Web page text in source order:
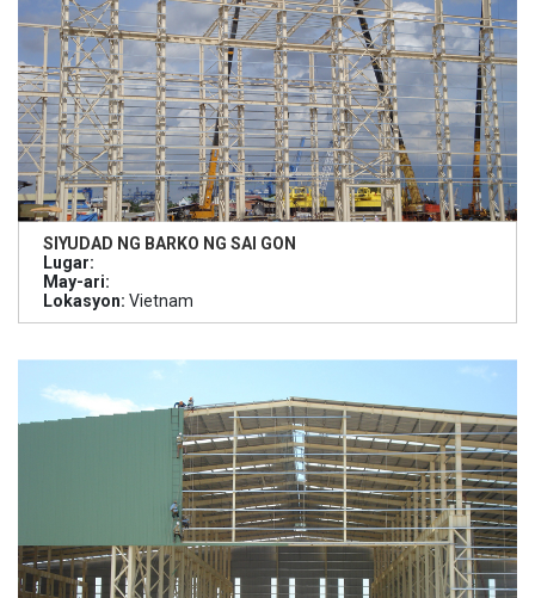
SIYUDAD NG BARKO NG SAI GON
Lugar:
May-ari:
Lokasyon: Vietnam